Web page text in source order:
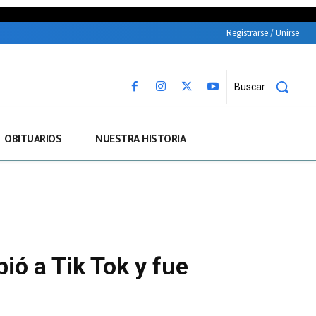
Registrarse / Unirse
Buscar
OBITUARIOS NUESTRA HISTORIA
a Tik Tok y fue